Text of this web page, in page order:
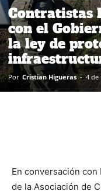
Contratistas
con el
la ley de
Por Cristian Higueras - 4 de
En conversación con
de la Asociación de